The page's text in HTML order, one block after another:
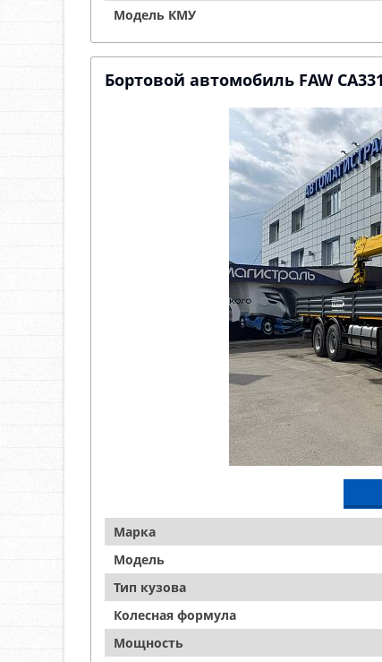
Модель КМУ
Бортовой автомобиль FAW
Марка
Модель
Тип кузова
Колесная формула
Мощность